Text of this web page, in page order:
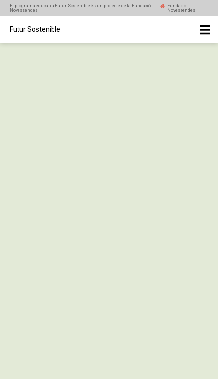
El programa educatiu Futur Sostenible és un projecte de la Fundació
Novessendes
Fundació
Novessendes
Futur Sostenible